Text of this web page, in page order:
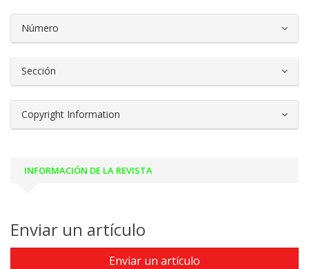
Número
Sección
Copyright Information
INFORMACIÓN DE LA REVISTA
Enviar un artículo
Enviar un artículo